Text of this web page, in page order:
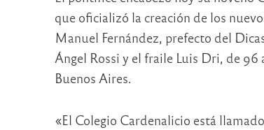
que oficializó la creación de los
Manuel Fernández, prefecto del
Ángel Rossi y el fraile Luis Dri, de 96
Buenos Aires.
«El Colegio Cardenalicio está